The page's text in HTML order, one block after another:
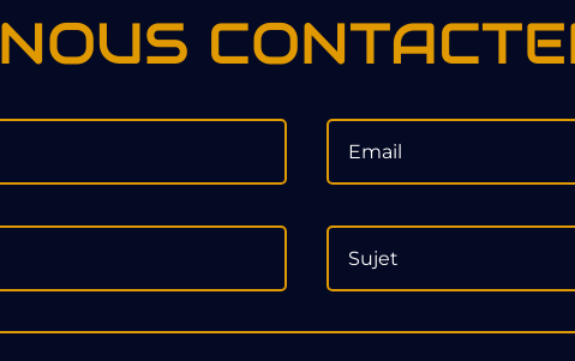
NOUS